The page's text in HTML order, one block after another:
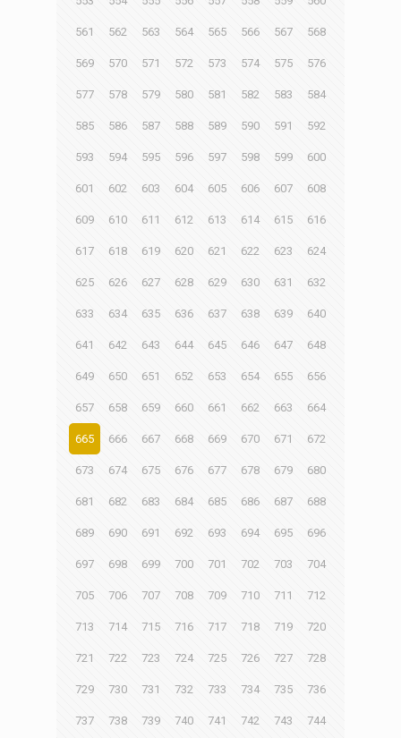
561 562 563 564 565 566 567 568
569 570 571 572 573 574 575 576
577 578 579 580 581 582 583 584
585 586 587 588 589 590 591 592
593 594 595 596 597 598 599 600
601 602 603 604 605 606 607 608
609 610 611 612 613 614 615 616
617 618 619 620 621 622 623 624
625 626 627 628 629 630 631 632
633 634 635 636 637 638 639 640
641 642 643 644 645 646 647 648
649 650 651 652 653 654 655 656
657 658 659 660 661 662 663 664
665 666 667 668 669 670 671 672
673 674 675 676 677 678 679 680
681 682 683 684 685 686 687 688
689 690 691 692 693 694 695 696
697 698 699 700 701 702 703 704
705 706 707 708 709 710 711 712
713 714 715 716 717 718 719 720
721 722 723 724 725 726 727 728
729 730 731 732 733 734 735 736
737 738 739 740 741 742 743 744